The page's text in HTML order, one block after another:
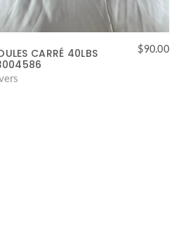
CARRÉ 40LBS
$90.00